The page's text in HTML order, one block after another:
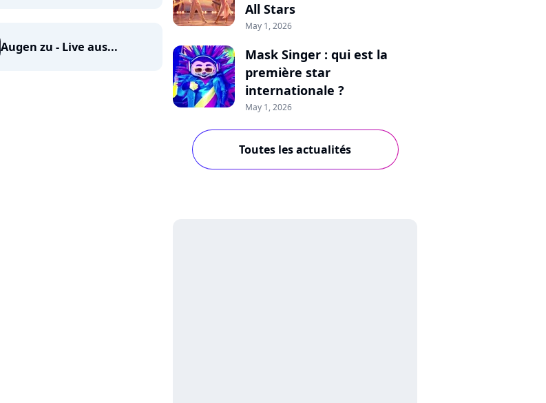
Augen zu - Live aus...
All Stars
May 1, 2026
Mask Singer : qui est la
première star
internationale ?
May 1, 2026
Toutes les actualités